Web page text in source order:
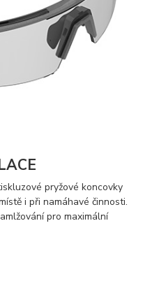
pryžové koncovky
i při namáhavé činnosti.
pro maximální